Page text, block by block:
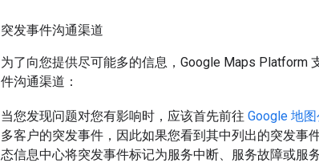
突发事件沟通渠道
为了向您提供尽可能多的信息，Google Maps Platform
件沟通渠道：
当您发现问题对您有影响时，应该首先前往 Google 地
多客户的突发事件，因此如果您看到其中列出的突发事
态信息中心将突发事件标记为服务中断、服务故障或服务